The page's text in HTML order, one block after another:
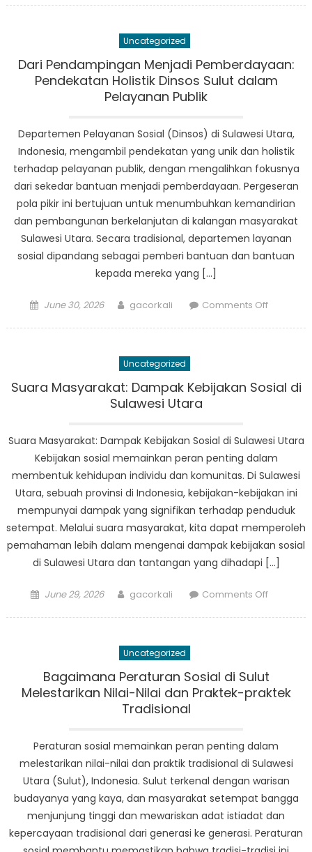
Warisan
Budaya
Uncategorized
Dari Pendampingan Menjadi Pemberdayaan:
Pendekatan Holistik Dinsos Sulut dalam
Pelayanan Publik
Departemen Pelayanan Sosial (Dinsos) di Sulawesi Utara,
Indonesia, mengambil pendekatan yang unik dan holistik
terhadap pelayanan publik, dengan mengalihkan fokusnya
dari sekedar bantuan menjadi pemberdayaan. Pergeseran
pola pikir ini bertujuan untuk menumbuhkan kemandirian
dan pembangunan berkelanjutan di kalangan masyarakat
Sulawesi Utara. Secara tradisional, departemen layanan
sosial dipandang sebagai pemberi bantuan dan bantuan
kepada mereka yang […]
Posted
June 30, 2026 Author
gacorkali Comments Offon
dalam
Publik
Uncategorized
Suara Masyarakat: Dampak Kebijakan Sosial di
Sulawesi Utara
Suara Masyarakat: Dampak Kebijakan Sosial di Sulawesi Utara
Kebijakan sosial memainkan peran penting dalam
membentuk kehidupan individu dan komunitas. Di Sulawesi
Utara, sebuah provinsi di Indonesia, kebijakan-kebijakan ini
mempunyai dampak yang signifikan terhadap penduduk
setempat. Melalui suara masyarakat, kita dapat memperoleh
pemahaman lebih dalam mengenai dampak kebijakan sosial
di Sulawesi Utara dan tantangan yang dihadapi […]
Posted
June 29, 2026 Author
gacorkali Comments Offon
Sosial
di
Uncategorized
Bagaimana Peraturan Sosial di Sulut
Melestarikan Nilai-Nilai dan Praktek-praktek
Tradisional
Peraturan sosial memainkan peran penting dalam
melestarikan nilai-nilai dan praktik tradisional di Sulawesi
Utara (Sulut), Indonesia. Sulut terkenal dengan warisan
budayanya yang kaya, dan masyarakat setempat bangga
menjunjung tinggi dan mewariskan adat istiadat dan
kepercayaan tradisional dari generasi ke generasi. Peraturan